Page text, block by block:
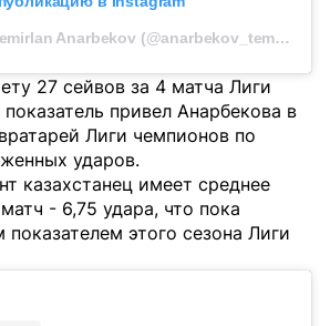
Публикация от Temirlan Anarbekov (@anarbekov_temirlan77)
27 сейвов за 4 матча Лиги
привел Анарбекова в
Лиги чемпионов по
ударов.
казахстанец имеет среднее
- 6,75 удара, что пока
этого сезона Лиги